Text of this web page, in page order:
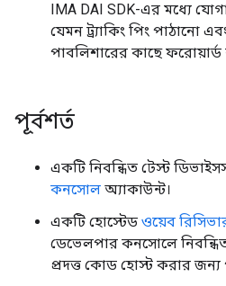
IMA DAI SDK-এর মধ্যে
যেমন ট্র্যাকিং পিং পাঠানো
পাবলিশারের কাছে ফরোয়ার্ড
পূর্বশর্ত
একটি নিবন্ধিত টেস্ট
কনসোল অ্যাকাউন্ট।
একটি হোস্টেড ওয়েব
ডেভেলপার কনসোলে
প্রদত্ত কোড হোস্ট করার জন্য